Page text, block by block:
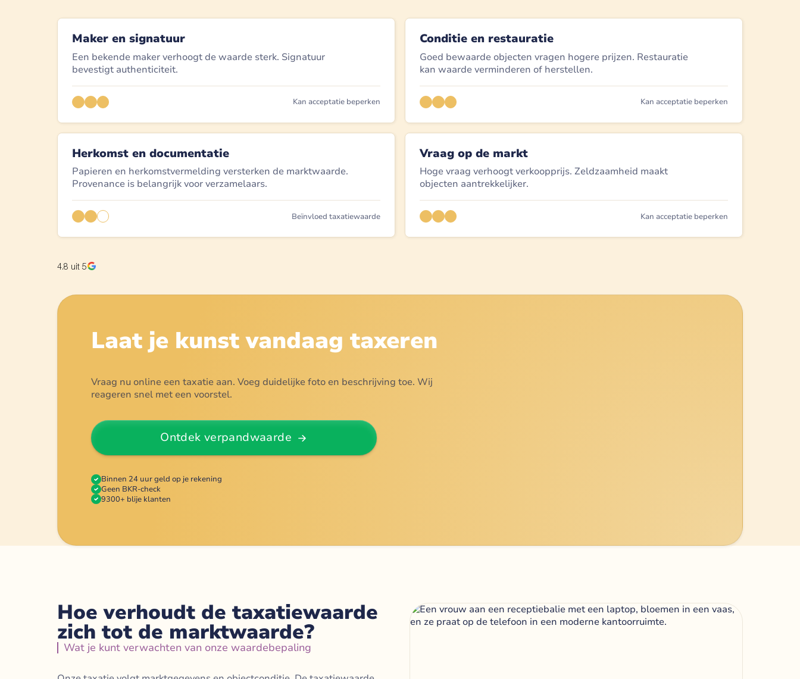
Maker en signatuur
Een bekende maker verhoogt de waarde sterk. Signatuur
bevestigt authenticiteit.
Kan acceptatie beperken
Conditie en restauratie
Goed bewaarde objecten vragen hogere prijzen. Restauratie
kan waarde verminderen of herstellen.
Kan acceptatie beperken
Herkomst en documentatie
Papieren en herkomstvermelding versterken de marktwaarde.
Provenance is belangrijk voor verzamelaars.
Beïnvloed taxatiewaarde
Vraag op de markt
Hoge vraag verhoogt verkoopprijs. Zeldzaamheid maakt
objecten aantrekkelijker.
Kan acceptatie beperken
4.8 uit 5
Laat je kunst vandaag taxeren
Vraag nu online een taxatie aan. Voeg duidelijke foto en beschrijving toe. Wij
reageren snel met een voorstel.
Ontdek verpandwaarde
Binnen 24 uur geld op je rekening
Geen BKR-check
9300+ blije klanten
Hoe verhoudt de taxatiewaarde
zich tot de marktwaarde?
Wat je kunt verwachten van onze waardebepaling